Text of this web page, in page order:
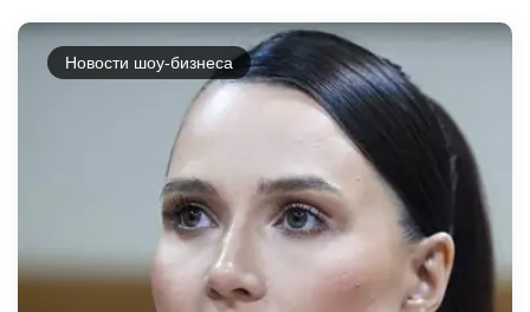
Новости шоу-бизнеса